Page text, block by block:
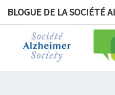
BLOGUE DE LA SOCIÉTÉ